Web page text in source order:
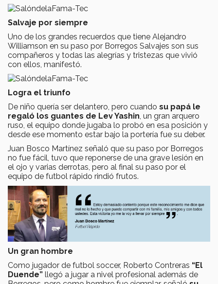
Salvaje por siempre
Uno de los grandes recuerdos que tiene Alejandro
Williamson en su paso por Borregos Salvajes son sus
compañeros y todas las alegrías y tristezas que vivió
con ellos, manifestó.
Logra el triunfo
De niño quería ser delantero, pero cuando su papá le
regaló los guantes de Lev Yashin, un gran arquero
ruso, el equipo donde jugaba lo probó en esa posición y
desde ese momento estar bajo la portería fue su deber.
Juan Bosco Martínez señaló que su paso por Borregos
no fue fácil, tuvo que reponerse de una grave lesión en
el ojo y varias derrotas, pero al final su paso por el
equipo de futbol rápido rindió frutos.
Un gran hombre
Como jugador de futbol soccer, Roberto Contreras “El
Duende” llegó a jugar a nivel profesional además de